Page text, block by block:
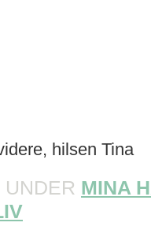
hilsen Tina
MINA